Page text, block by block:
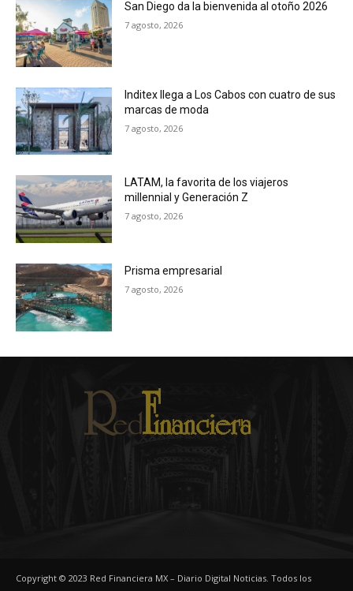
San Diego da la bienvenida al otoño 2026
7 agosto, 2026
Inditex llega a Los Cabos con cuatro de sus
marcas de moda
7 agosto, 2026
LATAM, la favorita de los viajeros
millennial y Generación Z
7 agosto, 2026
Prisma empresarial
7 agosto, 2026
Copyright © 2023 Red Financiera MX – Diario Digital Noticias. Todos los